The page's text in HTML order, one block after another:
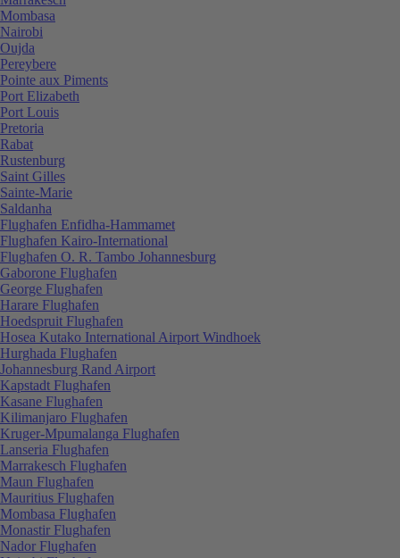
Mombasa
Nairobi
Oujda
Pereybere
Pointe aux Piments
Port Elizabeth
Port Louis
Pretoria
Rabat
Rustenburg
Saint Gilles
Sainte-Marie
Saldanha
Flughafen Enfidha-Hammamet
Flughafen Kairo-International
Flughafen O. R. Tambo Johannesburg
Gaborone Flughafen
George Flughafen
Harare Flughafen
Hoedspruit Flughafen
Hosea Kutako International Airport Windhoek
Hurghada Flughafen
Johannesburg Rand Airport
Kapstadt Flughafen
Kasane Flughafen
Kilimanjaro Flughafen
Kruger-Mpumalanga Flughafen
Lanseria Flughafen
Marrakesch Flughafen
Maun Flughafen
Mauritius Flughafen
Mombasa Flughafen
Monastir Flughafen
Nador Flughafen